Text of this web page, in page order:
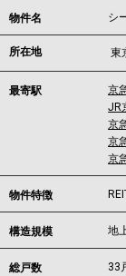
物件名 シ
所在地 東
最寄駅 京
JR
京
京
京
物件特徴
構造規模 地
総戸数 33